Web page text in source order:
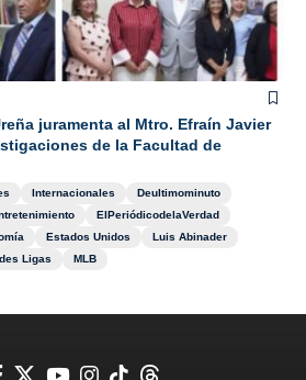
juramenta al Mtro. Efraín Javier
de la Facultad de
Internacionales
Deultimominuto
ElPeriódicodelaVerdad
Estados Unidos
Luis Abinader
Ligas MLB